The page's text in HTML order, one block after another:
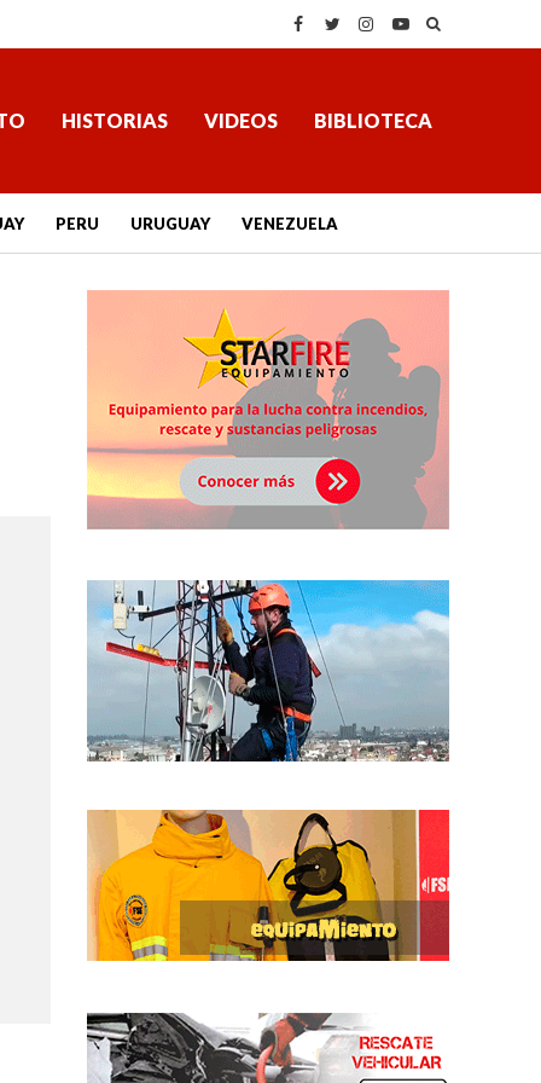
HISTORIAS VIDEOS BIBLIOTECA
PERU URUGUAY VENEZUELA